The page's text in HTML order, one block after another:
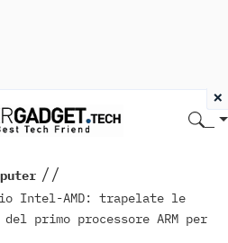
//
Intel-AMD: trapelate le
primo processore ARM per
×